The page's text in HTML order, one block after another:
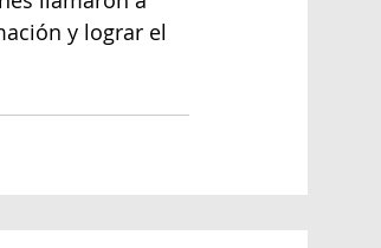
y lograr el